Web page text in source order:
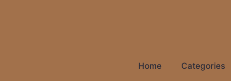
Home Categories